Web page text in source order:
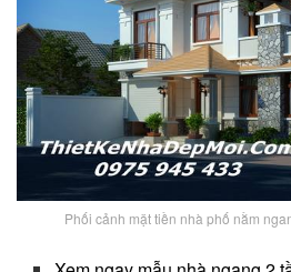
Phối cảnh mặt tiền nhà phố nằm